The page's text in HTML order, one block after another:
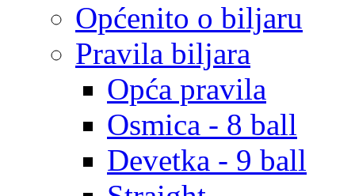
Općenito o biljaru
Pravila biljara
Opća pravila
Osmica - 8 ball
Devetka - 9 ball